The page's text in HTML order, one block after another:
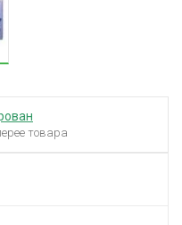
товара